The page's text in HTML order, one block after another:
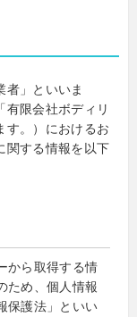
者」といいま
有限会社ボディリ
す。）におけるお
関する情報を以下
から取得する情
ため、個人情報
保護法」といい